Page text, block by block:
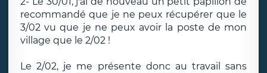
recommandé que je ne peux récupérer que le
3/02 vu que je ne peux avoir la poste de mon
village que le 2/02 !
Le 2/02, je me présente donc au travail sans